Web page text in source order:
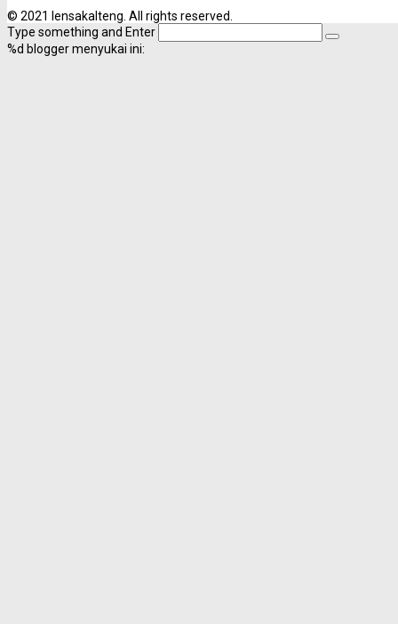
© 2021 lensakalteng. All rights reserved.
Type something and Enter
%d blogger menyukai ini: